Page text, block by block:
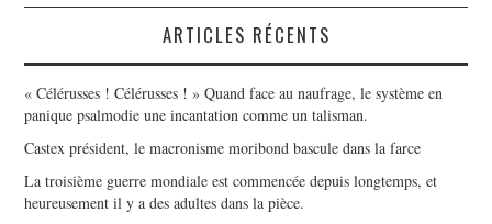
ARTICLES RÉCENTS
« Célérusses ! Célérusses ! » Quand face au naufrage, le système en
panique psalmodie une incantation comme un talisman.
Castex président, le macronisme moribond bascule dans la farce
La troisième guerre mondiale est commencée depuis longtemps, et
heureusement il y a des adultes dans la pièce.